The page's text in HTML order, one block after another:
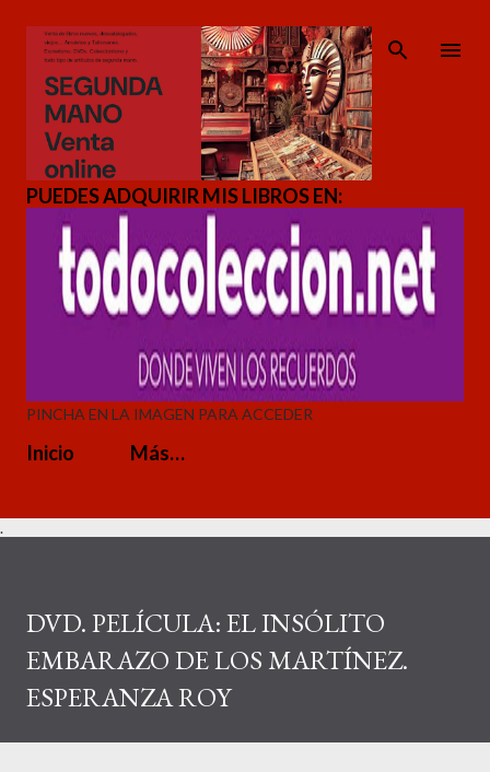
Ir al contenido principal
PUEDES ADQUIRIR MIS LIBROS EN:
PINCHA EN LA IMAGEN PARA ACCEDER
Inicio Más…
.
DVD. PELÍCULA: EL INSÓLITO
EMBARAZO DE LOS MARTÍNEZ.
ESPERANZA ROY